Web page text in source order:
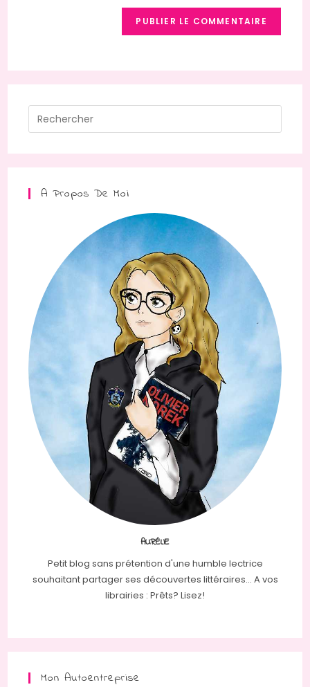
A Propos De Moi
AURÉLIE
Petit blog sans prétention d'une humble lectrice
souhaitant partager ses découvertes littéraires... A vos
librairies : Prêts? Lisez!
Mon Autoentreprise